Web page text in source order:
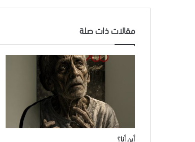
مقالات ذات صلة
أين أنا؟